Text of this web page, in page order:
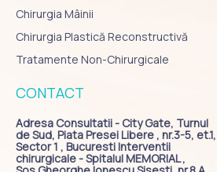
Chirurgia Mâinii
Chirurgia Plastică Reconstructivă
Tratamente Non-Chirurgicale
CONTACT
Adresa Consultatii - City Gate, Turnul
de Sud, Piata Presei Libere , nr.3-5, et.1,
Sector 1 , Bucuresti Interventii
chirurgicale - Spitalul MEMORIAL ,